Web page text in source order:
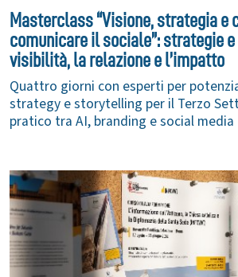
Masterclass “Visione, strategia e
comunicare il sociale”: strategie
visibilità, la relazione e l’impatto
Quattro giorni con esperti per
strategy e storytelling per il Terzo
pratico tra AI, branding e social media